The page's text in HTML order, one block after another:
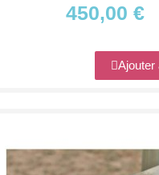
450,00 €
Ajouter